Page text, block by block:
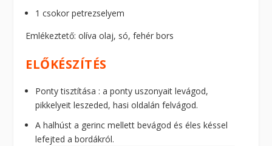
1 csokor petrezselyem
Emlékeztető: olíva olaj, só, fehér bors
ELŐKÉSZÍTÉS
Ponty tisztítása : a ponty uszonyait levágod,
pikkelyeit leszeded, hasi oldalán felvágod.
A halhúst a gerinc mellett bevágod és éles késsel
lefejted a bordákról.